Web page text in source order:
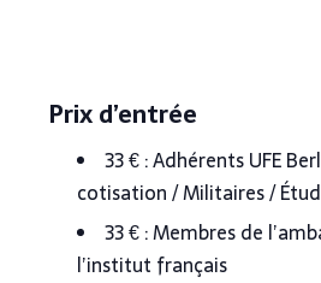
Prix d’entrée
33 € : Adhérents UFE
cotisation / Militaires /
33 € : Membres de
l’institut français